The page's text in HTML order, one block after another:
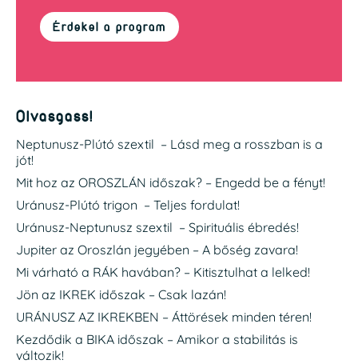
Érdekel a program
Olvasgass!
Neptunusz-Plútó szextil – Lásd meg a rosszban is a
jót!
Mit hoz az OROSZLÁN időszak? – Engedd be a fényt!
Uránusz-Plútó trigon – Teljes fordulat!
Uránusz-Neptunusz szextil – Spirituális ébredés!
Jupiter az Oroszlán jegyében – A bőség zavara!
Mi várható a RÁK havában? – Kitisztulhat a lelked!
Jön az IKREK időszak – Csak lazán!
URÁNUSZ AZ IKREKBEN – Áttörések minden téren!
Kezdődik a BIKA időszak – Amikor a stabilitás is
változik!